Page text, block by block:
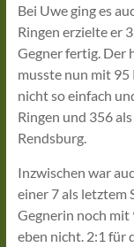
Bei Uwe ging es
Ringen erzielte er
Gegner fertig. Der
musste nun mit 95
nicht so einfach
Ringen und 356
Rendsburg.
Inzwischen war
einer 7 als letztem
Gegnerin noch
eben nicht. 2:1 für